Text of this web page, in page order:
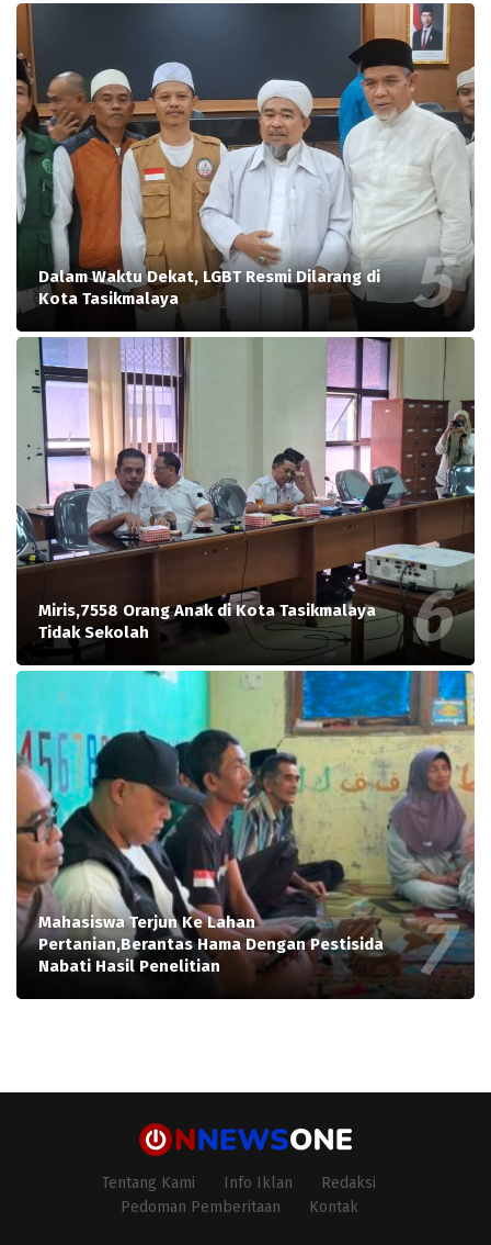
Dalam Waktu Dekat, LGBT Resmi Dilarang di
Kota Tasikmalaya
Miris,7558 Orang Anak di Kota Tasikmalaya
Tidak Sekolah
Mahasiswa Terjun Ke Lahan
Pertanian,Berantas Hama Dengan Pestisida
Nabati Hasil Penelitian
Tentang Kami Info Iklan
Redaksi
Pedoman Pemberitaan
Kontak